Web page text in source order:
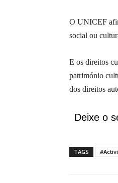
O UNICEF
social ou
E os direitos
património
dos direitos
Deixe o
TAGS